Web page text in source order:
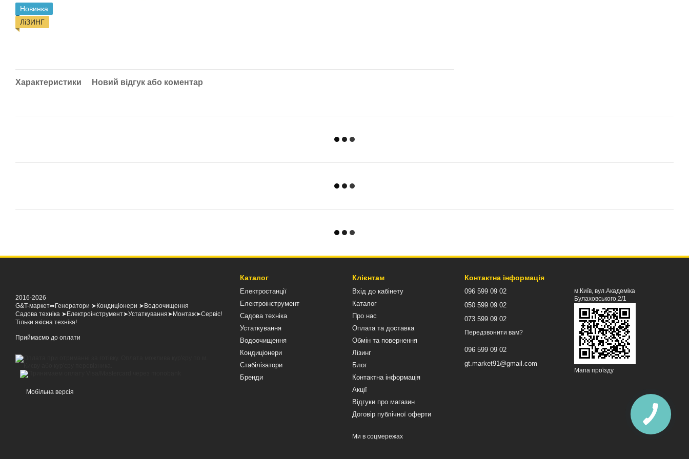
Новинка
ЛіЗИНГ
Характеристики Новий відгук або коментар
2016-2026
G&T-маркет➦Генератори ➤Кондиціонери ➤Водоочищення
Садова техніка ➤Електроінструмент➤Устаткування➤Монтаж➤Сервіс!
Тільки якісна техніка!
Приймаємо до оплати
Мобільна версія
Каталог
Електростанції
Електроінструмент
Садова техніка
Устаткування
Водоочищення
Кондиціонери
Стабілізатори
Бренди
Клієнтам
Вхід до кабінету
Каталог
Про нас
Оплата та доставка
Обмін та повернення
Лізинг
Блог
Контактна інформація
Акції
Відгуки про магазин
Договір публічної оферти
Ми в соцмережах
Контактна інформація
096 599 09 02
050 599 09 02
073 599 09 02
Передзвонити вам?
096 599 09 02
gt.market91@gmail.com
м.Київ, вул.Академіка
Булаховського,2/1
Мапа проїзду